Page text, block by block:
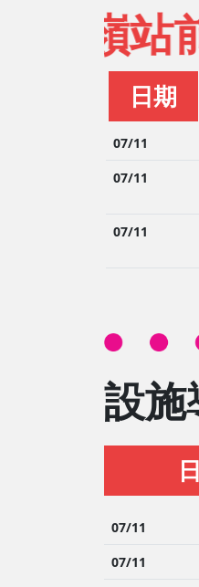
站前往
日期
07/11
07/11
07/11
設施
07/11
07/11